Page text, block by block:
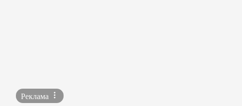
Реклама